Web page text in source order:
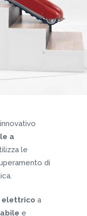
a
le
di
elettrico a
e